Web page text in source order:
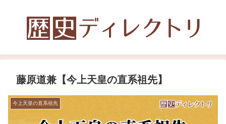
藤原道兼【今上天皇の直系祖先】
今上天皇の直系祖先